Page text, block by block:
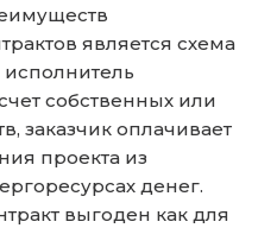
является схема
исполнитель
собственных или
заказчик оплачивает
проекта из
денег.
выгоден как для